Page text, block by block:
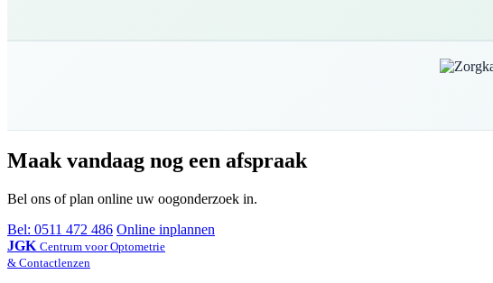
Maak vandaag nog een afspraak
Bel ons of plan online uw oogonderzoek in.
Bel: 0511 472 486 Online inplannen
JGK Centrum voor Optometrie
& Contactlenzen